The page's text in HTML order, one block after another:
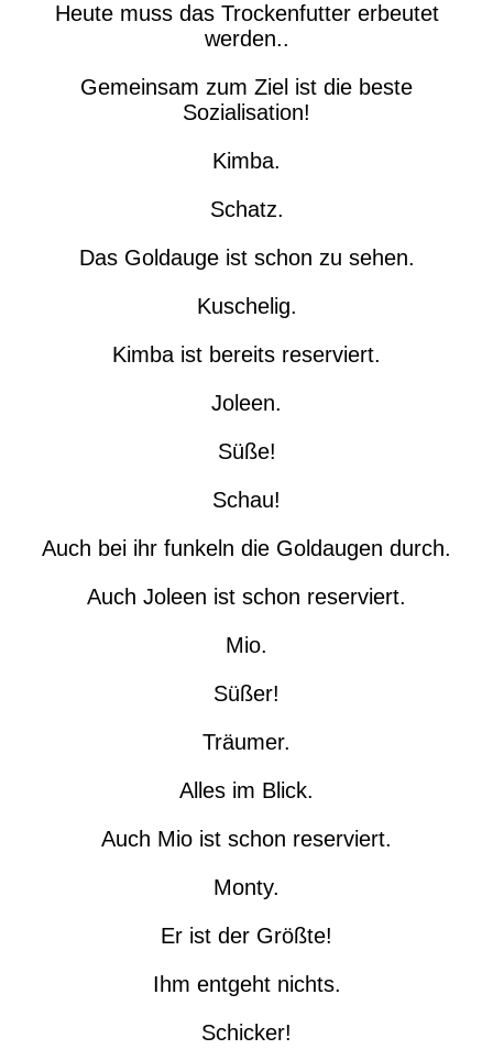
Heute muss das Trockenfutter erbeutet
werden..
Gemeinsam zum Ziel ist die beste
Sozialisation!
Kimba.
Schatz.
Das Goldauge ist schon zu sehen.
Kuschelig.
Kimba ist bereits reserviert.
Joleen.
Süße!
Schau!
Auch bei ihr funkeln die Goldaugen durch.
Auch Joleen ist schon reserviert.
Mio.
Süßer!
Träumer.
Alles im Blick.
Auch Mio ist schon reserviert.
Monty.
Er ist der Größte!
Ihm entgeht nichts.
Schicker!